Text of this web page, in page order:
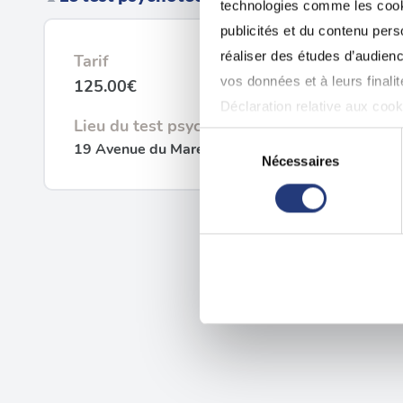
technologies comme les
publicités et du contenu
réaliser des études
vos données et à leurs
Déclaration relative aux
Si vous le permettez, nous
Collecter des
Identifier votre
digitales).
consentement
Nécessaires
Tarif
125.00€
Lieu du test psychotechnique
19 Avenue du Maréchal Foch, 77500 Chelles